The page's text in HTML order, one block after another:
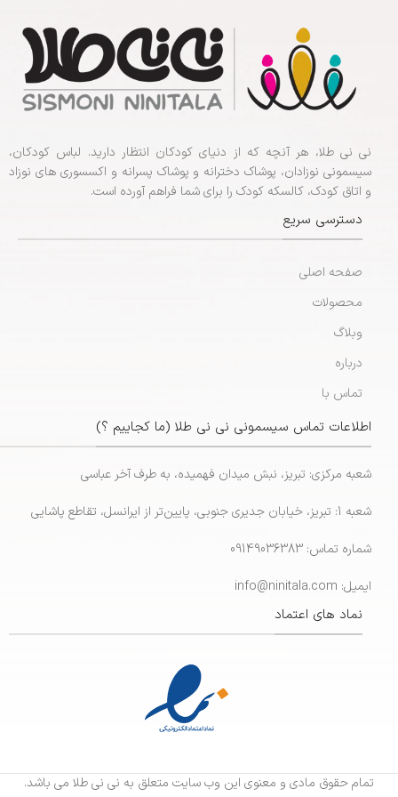
نی نی طلا، هر آنچه که از دنیای کودکان انتظار دارید. لباس کودکان،
سیسمونی نوزادان، پوشاک دخترانه و پوشاک پسرانه و اکسسوری های نوزاد
و اتاق کودک، کالسکه کودک را برای شما فراهم آورده است.
دسترسی سریع
صفحه اصلی
محصولات
وبلاگ
درباره
تماس با
اطلاعات تماس سیسمونی نی نی طلا (ما کجاییم ؟)
شعبه مرکزی: تبریز، نبش میدان فهمیده، به طرف آخر عباسی
شعبه 1: تبریز، خیابان جدیری جنوبی، پایین‌تر از ایرانسل، تقاطع پاشایی
شماره تماس: 09149036383
ایمیل: info@ninitala.com
نماد های اعتماد
تمام حقوق مادی و معنوی این وب سایت متعلق به نی نی طلا می باشد.